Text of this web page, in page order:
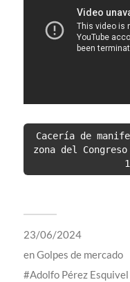
Cacería de
zona del
23/06/2024
enGolpes de mercado
Adolfo Pérez Esquivel